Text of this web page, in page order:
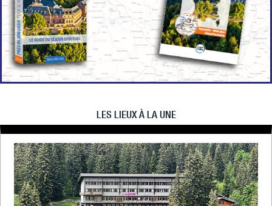
LES LIEUX À LA UNE